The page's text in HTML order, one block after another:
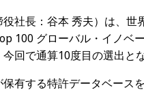
社長：谷本 秀夫）は、
100 グローバル・イノベ
回で通算10度目の選出とな
有する特許データベース